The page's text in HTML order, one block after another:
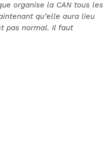
organise la CAN tous les
qu’elle aura lieu
pas normal. Il faut